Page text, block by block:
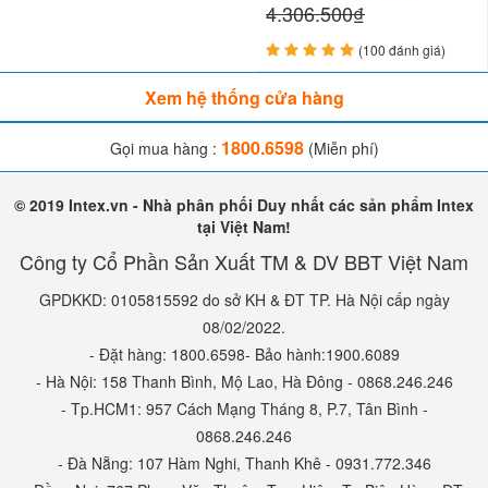
4.306.500₫
(100 đánh giá)
Xem hệ thống cửa hàng
Gọi mua hàng : 1800.6598(Miễn phí)
© 2019 Intex.vn - Nhà phân phối Duy nhất các sản phẩm Intex
tại Việt Nam!
Công ty Cổ Phần Sản Xuất TM & DV BBT Việt Nam
GPDKKD: 0105815592 do sở KH & ĐT TP. Hà Nội cấp ngày
08/02/2022.
- Đặt hàng: 1800.6598- Bảo hành:1900.6089
- Hà Nội: 158 Thanh Bình, Mộ Lao, Hà Đông - 0868.246.246
- Tp.HCM1: 957 Cách Mạng Tháng 8, P.7, Tân Bình -
0868.246.246
- Đà Nẵng: 107 Hàm Nghi, Thanh Khê - 0931.772.346